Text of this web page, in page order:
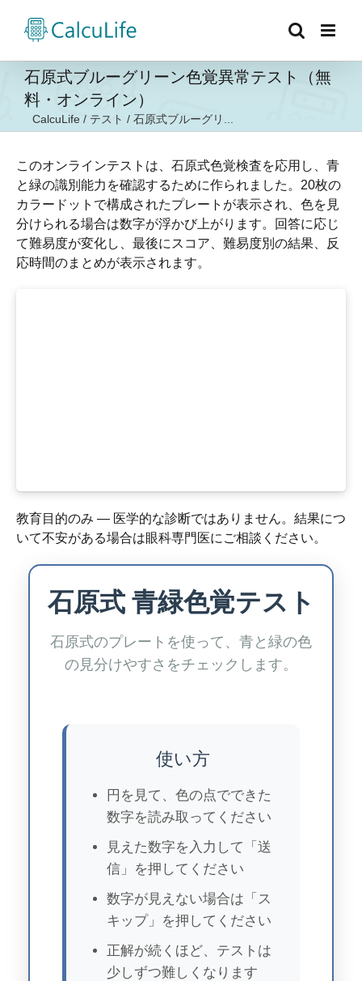
石原式ブルーグリーン色覚異常テスト（無
料・オンライン）
CalcuLife / テスト / 石原式ブルーグリ...
このオンラインテストは、石原式色覚検査を応用し、青
と緑の識別能力を確認するために作られました。20枚の
カラードットで構成されたプレートが表示され、色を見
分けられる場合は数字が浮かび上がります。回答に応じ
て難易度が変化し、最後にスコア、難易度別の結果、反
応時間のまとめが表示されます。
教育目的のみ — 医学的な診断ではありません。結果につ
いて不安がある場合は眼科専門医にご相談ください。
石原式 青緑色覚テスト
石原式のプレートを使って、青と緑の色
の見分けやすさをチェックします。
使い方
円を見て、色の点でできた
数字を読み取ってください
見えた数字を入力して「送
信」を押してください
数字が見えない場合は「ス
キップ」を押してください
正解が続くほど、テストは
少しずつ難しくなります